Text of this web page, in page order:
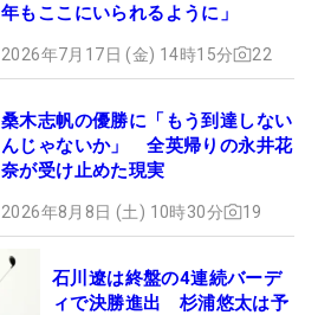
年もここにいられるように」
2026年7月17日 (金) 14時15分 22
桑木志帆の優勝に「もう到達しない
んじゃないか」 全英帰りの永井花
奈が受け止めた現実
2026年8月8日 (土) 10時30分 19
石川遼は終盤の4連続バーデ
ィで決勝進出 杉浦悠太は予